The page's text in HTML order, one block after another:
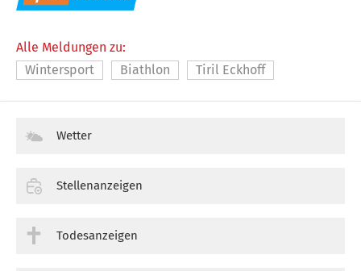
Alle Meldungen zu:
Wintersport
Biathlon Tiril Eckhoff
Wetter
Stellenanzeigen
Todesanzeigen